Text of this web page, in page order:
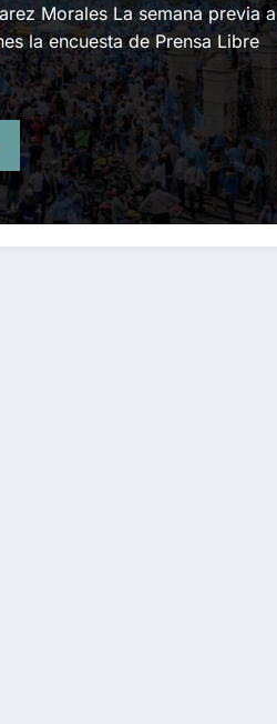
Morales La semana previa a
la encuesta de Prensa Libre